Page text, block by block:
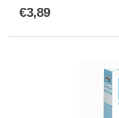
€3,89